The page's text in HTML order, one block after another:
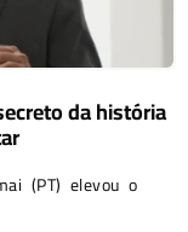
da história
(PT) elevou o